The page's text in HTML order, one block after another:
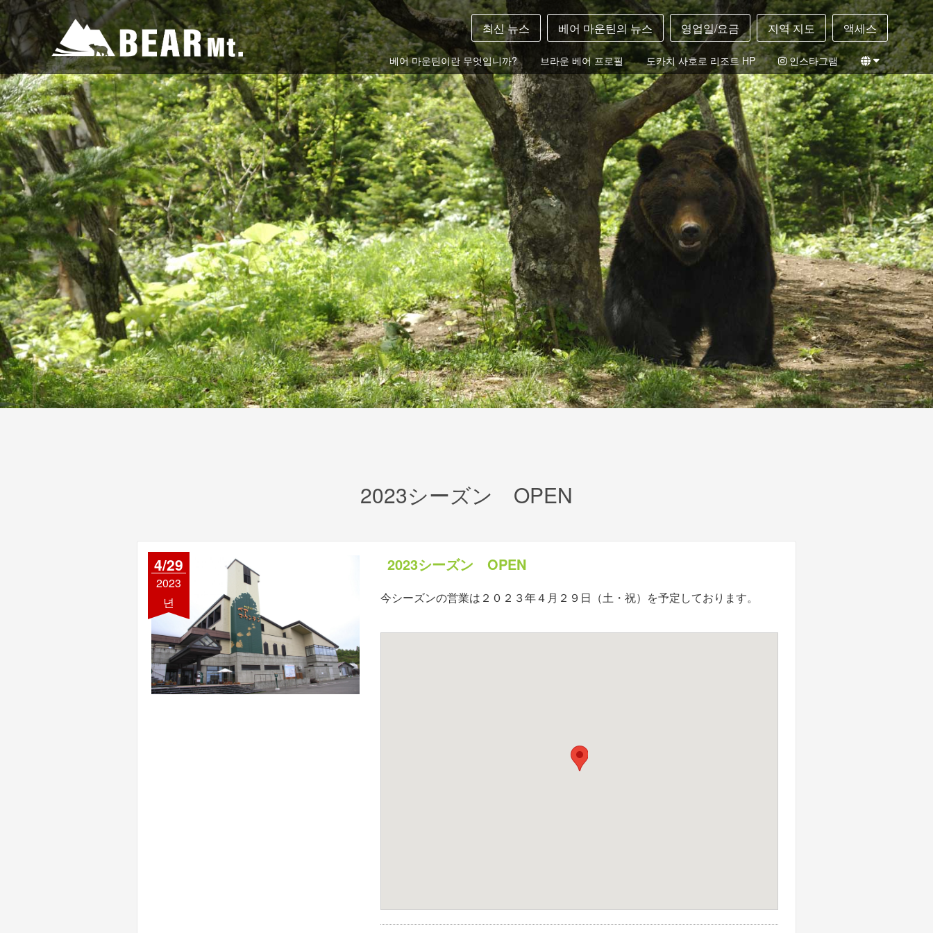
최신 뉴스 베어 마운틴의 뉴스 영업일/요금 지역 지도 액세스
베어 마운틴이란 무엇입니까? 브라운 베어 프로필 도카치 사호로 리조트 HP
인스타그램
일본어
영어
2023シーズン OPEN
4/29
2023
년
2023シーズン OPEN
今シーズンの営業は２０２３年４月２９日（土・祝）を予定しております。